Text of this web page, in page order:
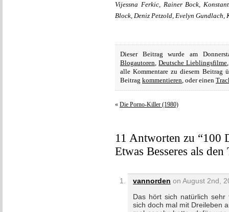
Vijessna Ferkic, Rainer Bock,
Block, Deniz Petzold, Evelyn
Dieser Beitrag wurde am
Blogautoren,Deutsche Lieblingsfilme
alle Kommentare zu diesem Beitrag
Beitrag kommentieren, oder einen
« Die Porno-Killer (1980)
11 Antworten zu “100
Etwas Besseres als
vannorden on August 2nd,
Das hört sich natürlich
sich doch mal mit Dreileben